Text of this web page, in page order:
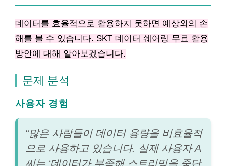
데이터를 효율적으로 활용하지 못하면 예상외의 손
해를 볼 수 있습니다. SKT 데이터 쉐어링 무료 활용
방안에 대해 알아보겠습니다.
문제 분석
사용자 경험
“많은 사람들이 데이터 용량을 비효율적
으로 사용하고 있습니다. 실제 사용자 A
씨는 ‘데이터가 부족해 스트리밍을 중단